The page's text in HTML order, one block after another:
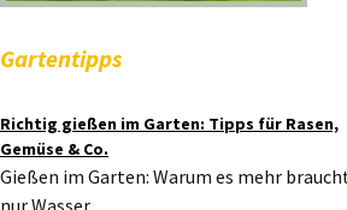
Gartentipps
Richtig gießen im Garten: Tipps für Rasen,
Gemüse & Co.
Gießen im Garten: Warum es mehr